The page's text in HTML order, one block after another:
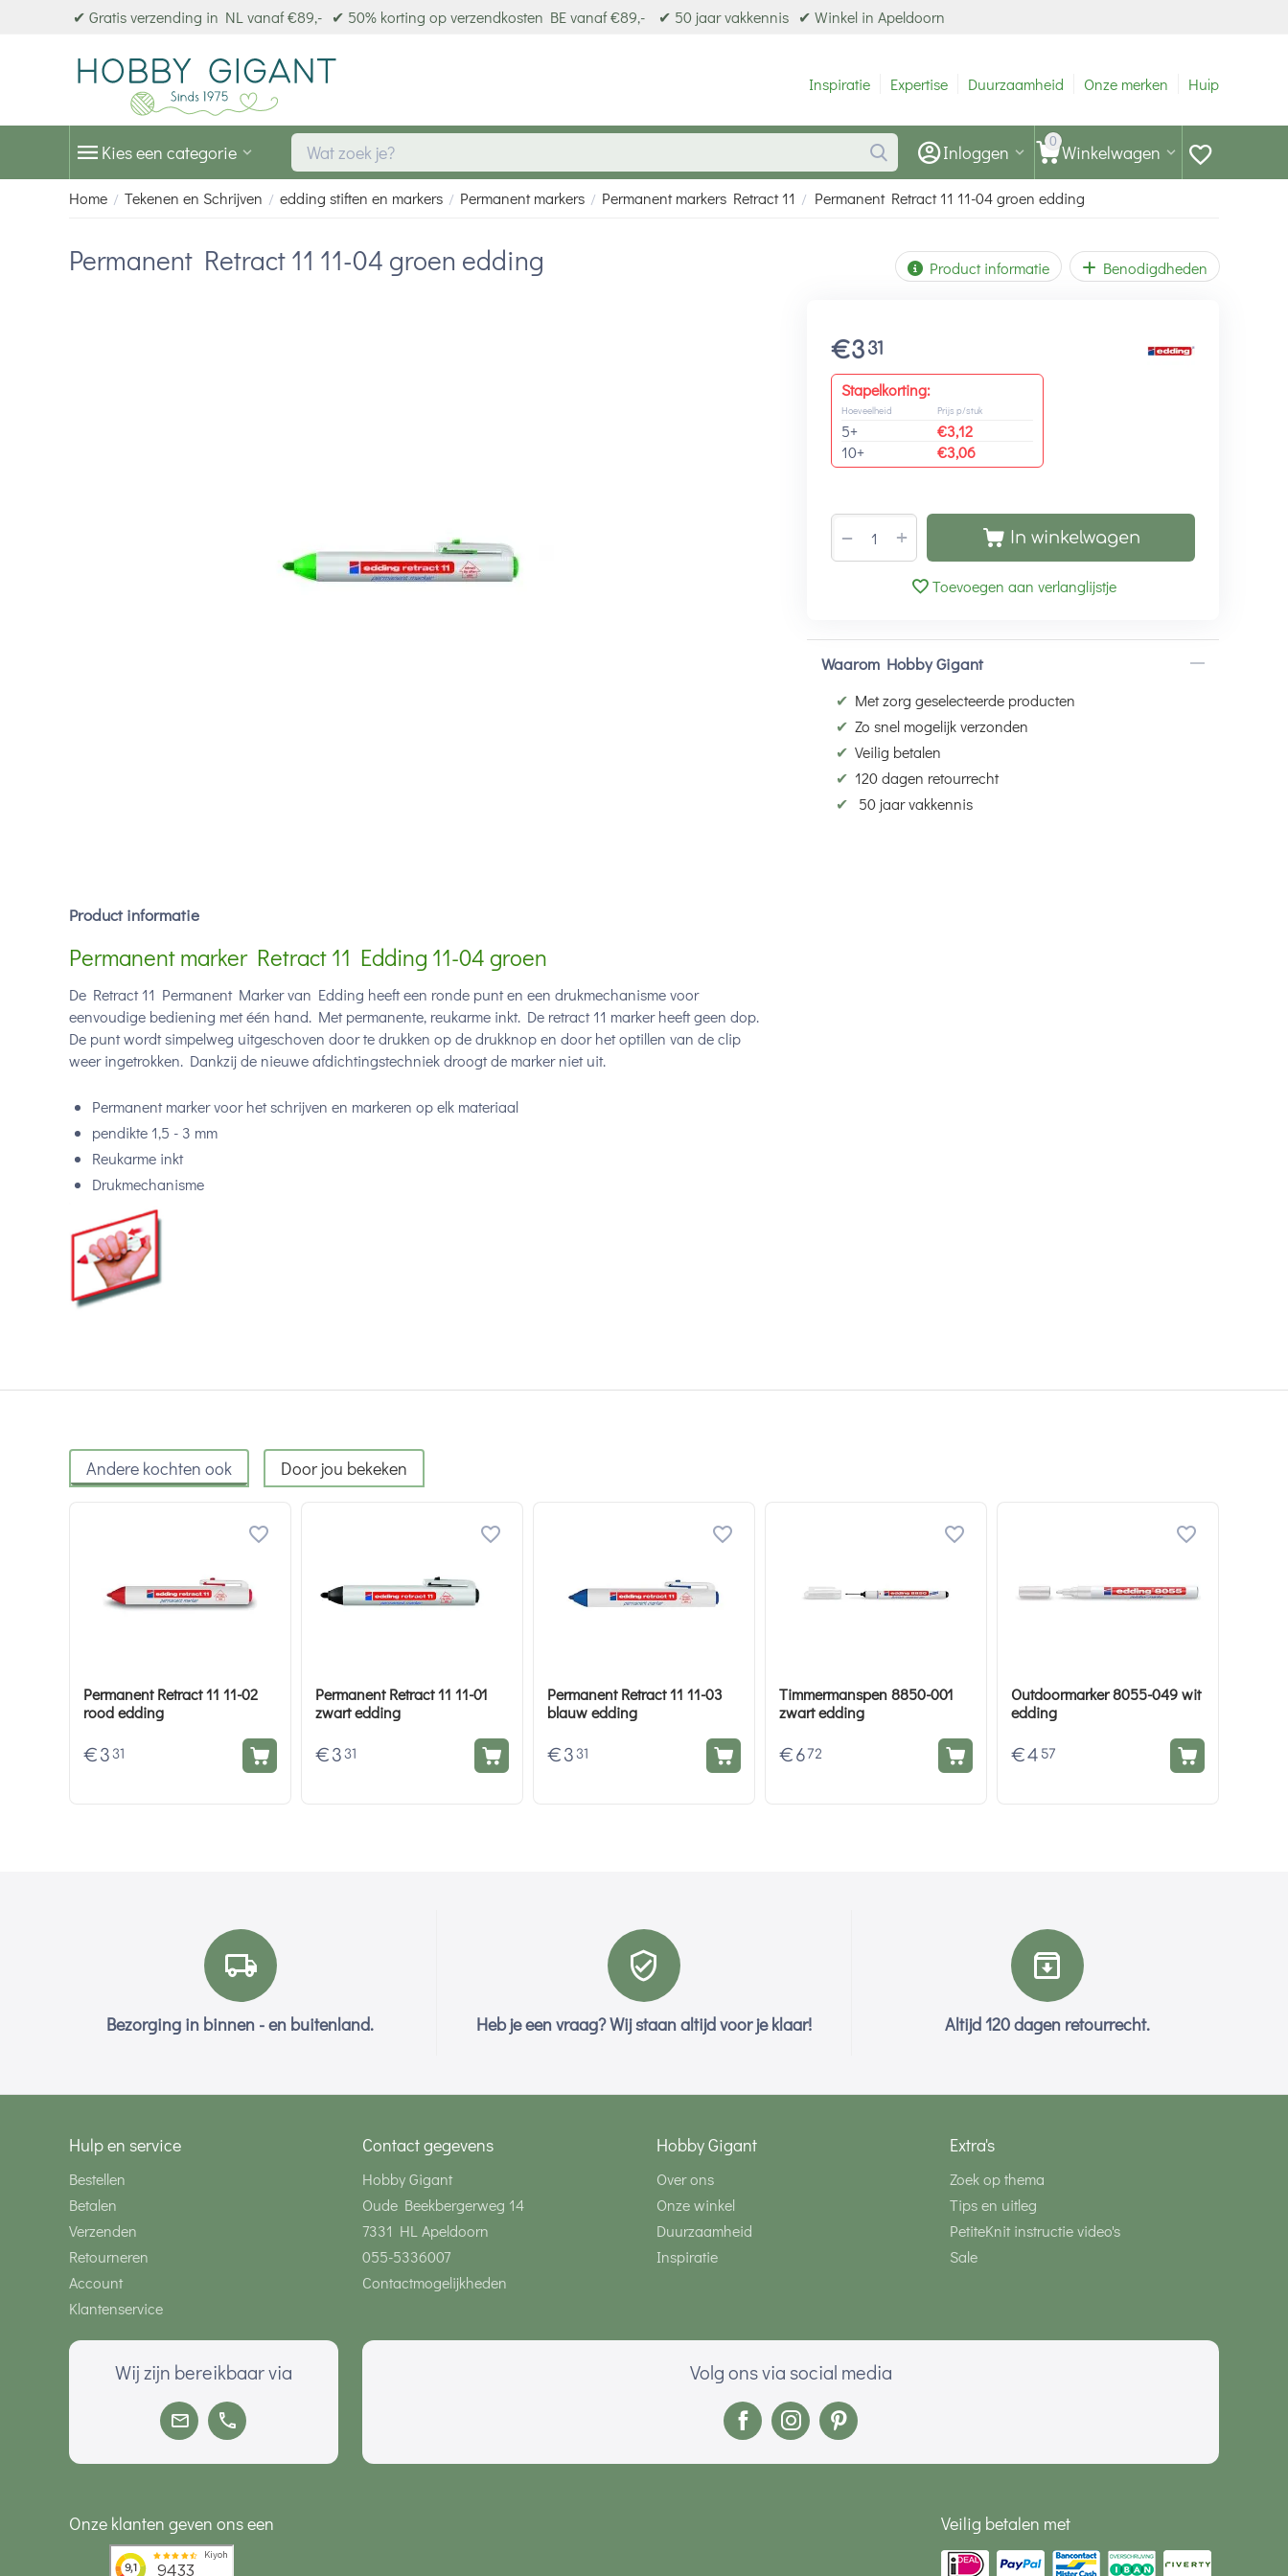
✔ Gratis verzending in NL vanaf €89,- ✔ 50% korting op verzendkosten BE vanaf €89,- ✔ 50 jaar vakkennis ✔ Winkel in Apeldoorn
Inspiratie Expertise Duurzaamheid Onze merken Hulp
Kies een categorie 0 Winkelwagen
Inloggen
Home / Tekenen en Schrijven / edding stiften en markers / Permanent markers / Permanent markers Retract 11 / Permanent Retract 11 11-04 groen edding
Permanent Retract 11 11-04 groen edding Product informatie Benodigdheden
€3 31
Stapelkorting:
Hoeveelheid
5+
10+
Prijs p/stuk
€3,12
€3,06
+
− In winkelwagen
Toevoegen aan verlanglijstje
Waarom Hobby Gigant
✔ Met zorg geselecteerde producten
✔ Zo snel mogelijk verzonden
✔ Veilig betalen
✔ 120 dagen retourrecht
✔
50 jaar vakkennis
Product informatie
Permanent marker Retract 11 Edding 11-04 groen
De Retract 11 Permanent Marker van Edding heeft een ronde punt en een drukmechanisme voor
eenvoudige bediening met één hand. Met permanente, reukarme inkt. De retract 11 marker heeft geen dop.
De punt wordt simpelweg uitgeschoven door te drukken op de drukknop en door het optillen van de clip
weer ingetrokken. Dankzij de nieuwe afdichtingstechniek droogt de marker niet uit.
Permanent marker voor het schrijven en markeren op elk materiaal
pendikte 1,5 - 3 mm
Reukarme inkt
Drukmechanisme
Andere kochten ook Door jou bekeken
Permanent Retract 11 11-02
rood edding
€ 3 31
Permanent Retract 11 11-01
zwart edding
€ 3 31
Permanent Retract 11 11-03
blauw edding
€ 3 31
Timmermanspen 8850-001
zwart edding
€ 6 72
Outdoormarker 8055-049 wit
edding
€4 57
Bezorging in binnen - en buitenland. Heb je een vraag? Wij staan altijd voor je klaar! Altijd 120 dagen retourrecht.
Hulp en service
Bestellen
Betalen
Verzenden
Retourneren
Account
Klantenservice
Contact gegevens
Hobby Gigant
Oude Beekbergerweg 14
7331 HL Apeldoorn
055-5336007
Contactmogelijkheden
Hobby Gigant
Over ons
Onze winkel
Duurzaamheid
Inspiratie
Extra's
Zoek op thema
Tips en uitleg
PetiteKnit instructie video's
Sale
Wij zijn bereikbaar via Volg ons via social media
Onze klanten geven ons een Veilig betalen met